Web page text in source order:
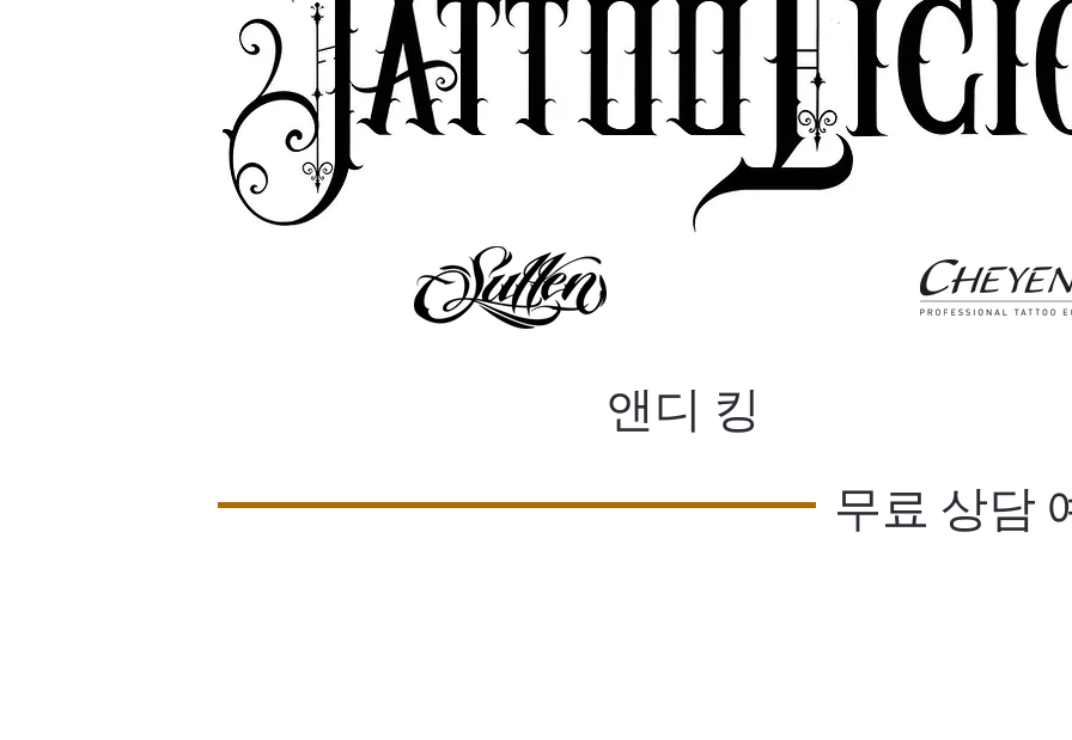
앤디 킹
무료 상담